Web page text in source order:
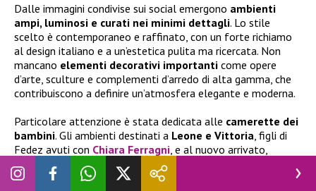
Dalle immagini condivise sui social emergono ambienti
ampi, luminosi e curati nei minimi dettagli. Lo stile
scelto è contemporaneo e raffinato, con un forte richiamo
al design italiano e a un’estetica pulita ma ricercata. Non
mancano elementi decorativi importanti come opere
d’arte, sculture e complementi d’arredo di alta gamma, che
contribuiscono a definire un’atmosfera elegante e moderna.
Particolare attenzione è stata dedicata alle camerette dei
bambini. Gli ambienti destinati a Leone e Vittoria , figli di
Fedez avuti con Chiara Ferragni , e al nuovo arrivato,
presentano tonalità neutre e dettagli giocosi come carta da
parati con animali della savana e boiserie decorative. Il